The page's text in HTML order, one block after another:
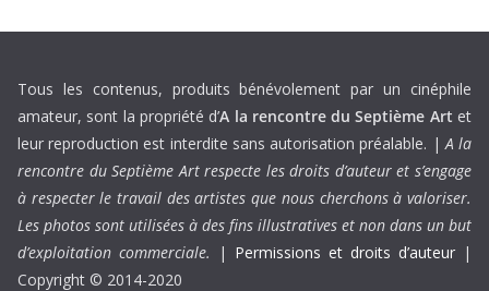
Tous les contenus, produits bénévolement par un cinéphile
amateur, sont la propriété d’A la rencontre du Septième Art et
leur reproduction est interdite sans autorisation préalable. |A la
rencontre du Septième Art respecte les droits d’auteur et s’engage
à respecter le travail des artistes que nous cherchons à valoriser.
Les photos sont utilisées à des fins illustratives et non dans un but
d’exploitation commerciale.
| Permissions et droits d’auteur |
Copyright © 2014-2020